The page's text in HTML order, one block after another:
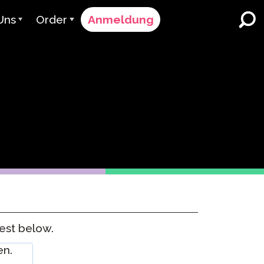
Clever
& Compliance
Order
Support
Anmeldung
below.